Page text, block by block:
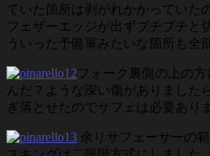
ていた箇所は剥がれかかっていた
フェザーエッジが出ずブチブチと
ういった予備軍みたいな箇所も全
フォーク裏側の上の
んだ？ような深い傷がありました
ぎ落とせたのでサフェは必要あり
余りサフェーサーの